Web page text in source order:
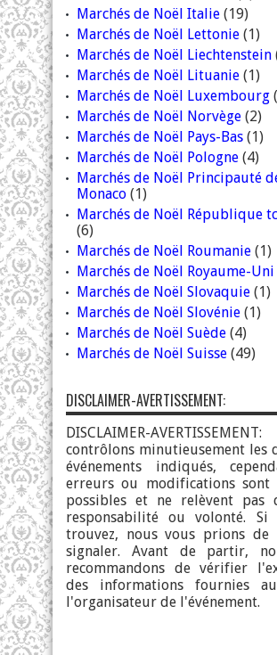
Marchés de Noël Italie (19)
Marchés de Noël Lettonie (1)
Marchés de Noël Liechtenstein
Marchés de Noël Lituanie (1)
Marchés de Noël Luxembourg
Marchés de Noël Norvège (2)
Marchés de Noël Pays-Bas (1)
Marchés de Noël Pologne (4)
Marchés de Noël Principauté
Monaco (1)
Marchés de Noël République
(6)
Marchés de Noël Roumanie (1)
Marchés de Noël Royaume-Uni
Marchés de Noël Slovaquie (1)
Marchés de Noël Slovénie (1)
Marchés de Noël Suède (4)
Marchés de Noël Suisse (49)
DISCLAIMER-AVERTISSEMENT:
DISCLAIMER-
contrôlons minutieusement les
événements indiqués,
erreurs ou modifications sont
possibles et ne relèvent pas
responsabilité ou volonté. Si
trouvez, nous vous prions de
signaler. Avant de partir,
recommandons de vérifier
des informations fournies
l'organisateur de l'événement.